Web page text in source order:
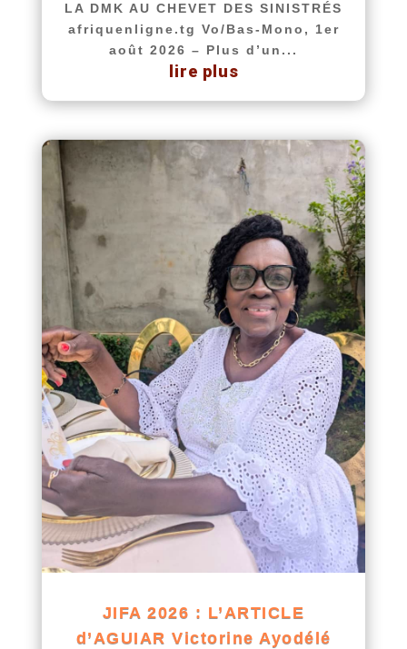
LA DMK AU CHEVET DES SINISTRÉS
afriquenligne.tg Vo/Bas-Mono, 1er
août 2026 – Plus d’un...
lire plus
JIFA 2026 : L’ARTICLE
d’AGUIAR Victorine Ayodélé